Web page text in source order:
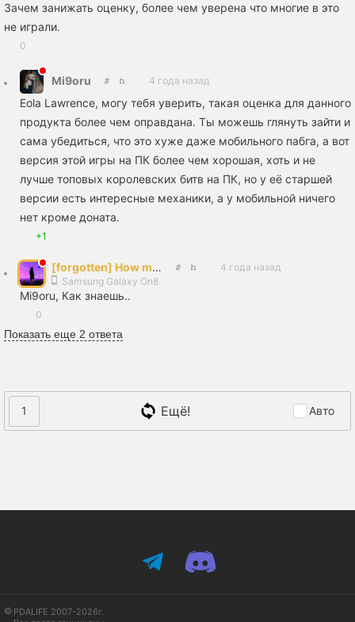
Зачем занижать оценку, более чем уверена что многие в это
не играли.
0
Mi9oru 4 года назад
Eola Lawrence, могу тебя уверить, такая оценка для данного
продукта более чем оправдана. Ты можешь глянуть зайти и
сама убедиться, что это хуже даже мобильного пабга, а вот
версия этой игры на ПК более чем хорошая, хоть и не
лучше топовых королевских битв на ПК, но у её старшей
версии есть интересные механики, а у мобильной ничего
нет кроме доната.
+1
[forgotten] How much is your life worth
4 года назад
Samsung Galaxy On8
Mi9oru, Как знаешь..
0
Показать еще 2 ответа
1 Ещё! Авто
PDALIFE 2007-2026г.